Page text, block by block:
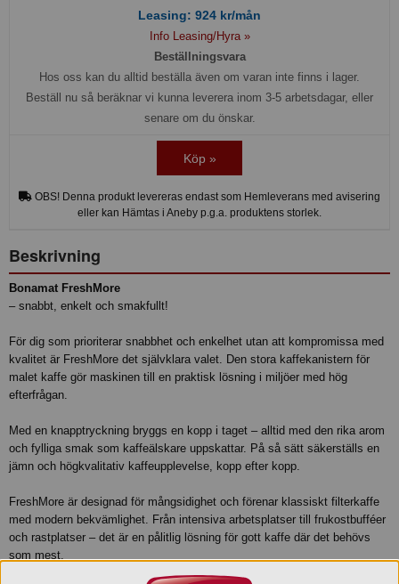
Leasing: 924 kr/mån
Info Leasing/Hyra »
Beställningsvara
Hos oss kan du alltid beställa även om varan inte finns i lager.
Beställ nu så beräknar vi kunna leverera inom 3-5 arbetsdagar, eller
senare om du önskar.
Köp »
OBS! Denna produkt levereras endast som Hemleverans med avisering
eller kan Hämtas i Aneby p.g.a. produktens storlek.
Beskrivning
Bonamat FreshMore
– snabbt, enkelt och smakfullt!
För dig som prioriterar snabbhet och enkelhet utan att kompromissa med
kvalitet är FreshMore det självklara valet. Den stora kaffekanistern för
malet kaffe gör maskinen till en praktisk lösning i miljöer med hög
efterfrågan.
Med en knapptryckning bryggs en kopp i taget – alltid med den rika arom
och fylliga smak som kaffeälskare uppskattar. På så sätt säkerställs en
jämn och högkvalitativ kaffeupplevelse, kopp efter kopp.
FreshMore är designad för mångsidighet och förenar klassiskt filterkaffe
med modern bekvämlighet. Från intensiva arbetsplatser till frukostbufféer
och rastplatser – det är en pålitlig lösning för gott kaffe där det behövs
som mest.